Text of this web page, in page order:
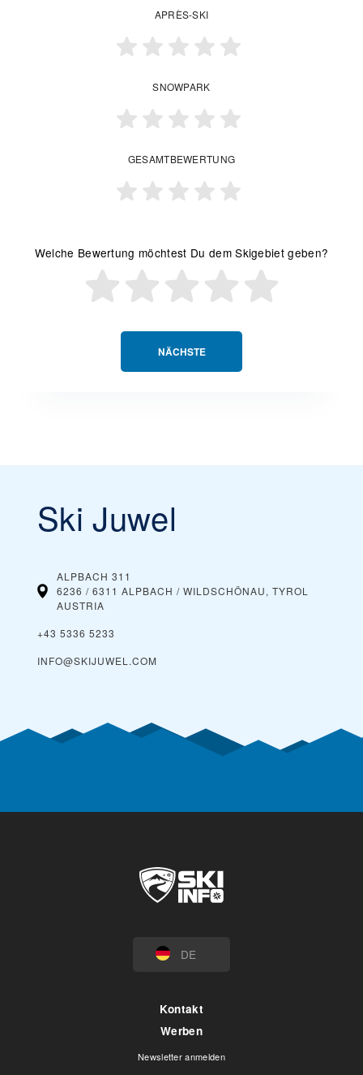
NÄCHSTE
APRÈS-SKI
SNOWPARK
GESAMTBEWERTUNG
Welche Bewertung möchtest Du dem Skigebiet geben?
Ski Juwel
ALPBACH 311
6236 / 6311 ALPBACH / WILDSCHÖNAU, TYROL
AUSTRIA
+43 5336 5233
INFO@SKIJUWEL.COM
DE
Kontakt
Werben
Newsletter anmelden